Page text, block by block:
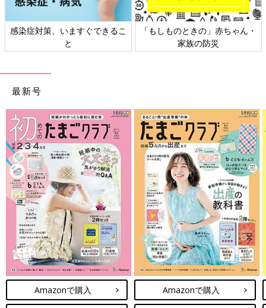
感染症対策、いますぐできるこ
と
「もしものときの」赤ちゃん・
家族の防災
最新号
Amazonで購入 Amazonで購入